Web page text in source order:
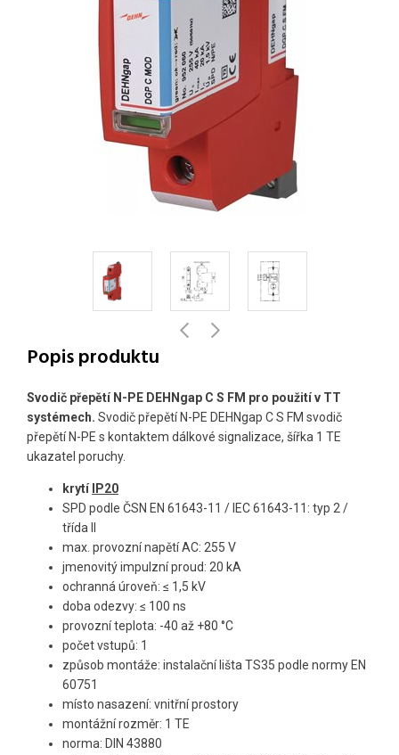
Popis produktu
Svodič přepětí N-PE DEHNgap C S FM pro použití v TT
systémech. Svodič přepětí N-PE DEHNgap C S FM svodič
přepětí N-PE s kontaktem dálkové signalizace, šířka 1 TE
ukazatel poruchy.
krytí IP20
SPD podle ČSN EN 61643-11 / IEC 61643-11: typ 2 /
třída II
max. provozní napětí AC: 255 V
jmenovitý impulzní proud: 20 kA
ochranná úroveň: ≤ 1,5 kV
doba odezvy: ≤ 100 ns
provozní teplota: -40 až +80 °C
počet vstupů: 1
způsob montáže: instalační lišta TS35 podle normy EN
60751
místo nasazení: vnitřní prostory
montážní rozměr: 1 TE
norma: DIN 43880